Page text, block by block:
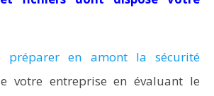
préparer en amont la sécurité
votre entreprise en évaluant le